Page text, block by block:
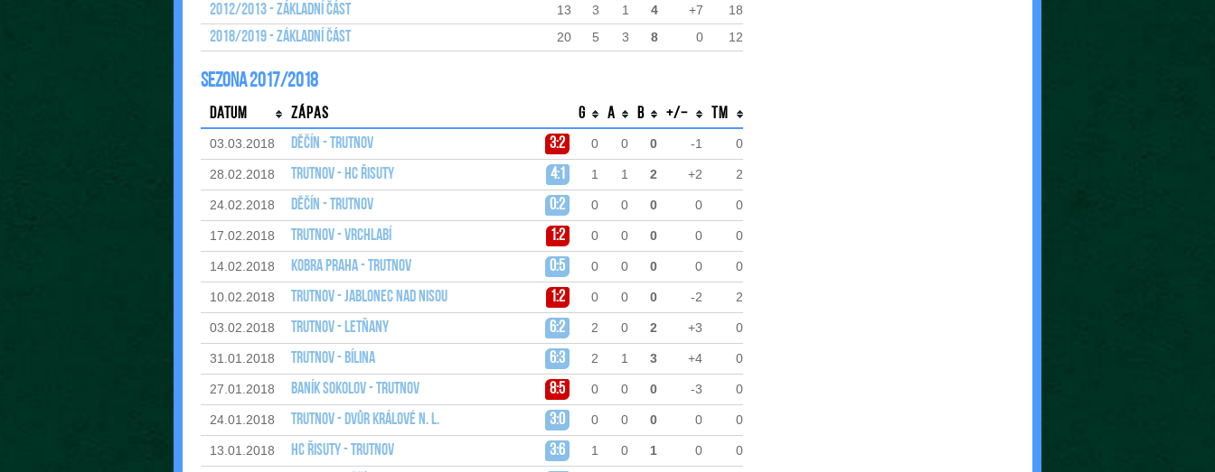
2012/2013 - Základní část 13 3 1 4 +7 18
2018/2019 - Základní část 20 5 3 8 0 12
Sezona 2017/2018
Datum Zápas G A B +/− TM
03.03.2018 Děčín - Trutnov 3:2 0 0 0 -1 0
28.02.2018 Trutnov - HC Řisuty 4:1 1 1 2 +2 2
24.02.2018 Děčín - Trutnov 0:2 0 0 0 0 0
17.02.2018 Trutnov - Vrchlabí 1:2 0 0 0 0 0
14.02.2018 Kobra Praha - Trutnov 0:5 0 0 0 0 0
10.02.2018 Trutnov - Jablonec nad Nisou 1:2 0 0 0 -2 2
03.02.2018 Trutnov - Letňany 6:2 2 0 2 +3 0
31.01.2018 Trutnov - Bílina 6:3 2 1 3 +4 0
27.01.2018 Baník Sokolov - Trutnov 8:5 0 0 0 -3 0
24.01.2018 Trutnov - Dvůr Králové n. L. 3:0 0 0 0 0 0
13.01.2018 HC Řisuty - Trutnov 3:6 1 0 1 0 0